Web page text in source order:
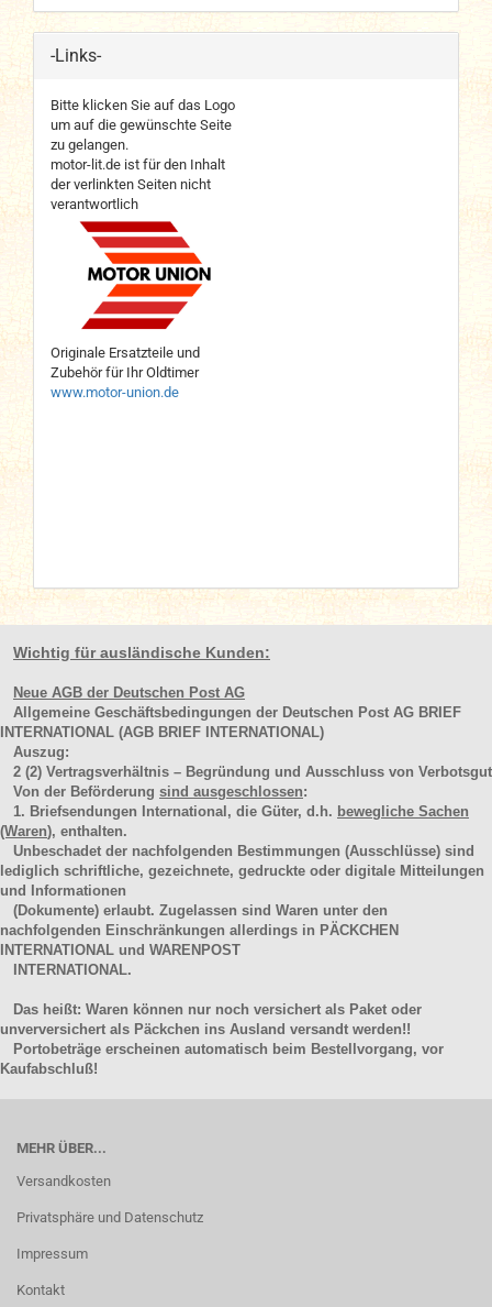
-Links-
Bitte klicken Sie auf das Logo
um auf die gewünschte Seite
zu gelangen.
motor-lit.de ist für den Inhalt
der verlinkten Seiten nicht
verantwortlich
Originale Ersatzteile und
Zubehör für Ihr Oldtimer
www.motor-union.de
Wichtig für ausländische Kunden:
Neue AGB der Deutschen Post AG
Allgemeine Geschäftsbedingungen der Deutschen Post AG BRIEF
INTERNATIONAL (AGB BRIEF INTERNATIONAL)
Auszug:
2 (2) Vertragsverhältnis – Begründung und Ausschluss von Verbotsgut
Von der Beförderung sind ausgeschlossen:
1. Briefsendungen International, die Güter, d.h. bewegliche Sachen
(Waren), enthalten.
Unbeschadet der nachfolgenden Bestimmungen (Ausschlüsse) sind
lediglich schriftliche, gezeichnete, gedruckte oder digitale Mitteilungen
und Informationen
(Dokumente) erlaubt. Zugelassen sind Waren unter den
nachfolgenden Einschränkungen allerdings in PÄCKCHEN
INTERNATIONAL und WARENPOST
INTERNATIONAL.
Das heißt: Waren können nur noch versichert als Paket oder
unverversichert als Päckchen ins Ausland versandt werden!!
Portobeträge erscheinen automatisch beim Bestellvorgang, vor
Kaufabschluß!
MEHR ÜBER...
Versandkosten
Privatsphäre und Datenschutz
Impressum
Kontakt